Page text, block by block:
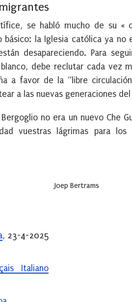
se habló mucho de su «
la Iglesia católica ya no
desapareciendo. Para
debe reclutar cada vez
a favor de la “libre
a las nuevas generaciones
no era un nuevo Che
vuestras lágrimas para
Joep Bertrams
, 23-4-2025
Italiano